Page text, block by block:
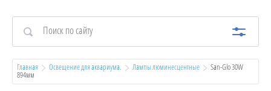
Главная Освещение для аквариума. Лампы люминесцентные
  San-Glo 30W
894мм